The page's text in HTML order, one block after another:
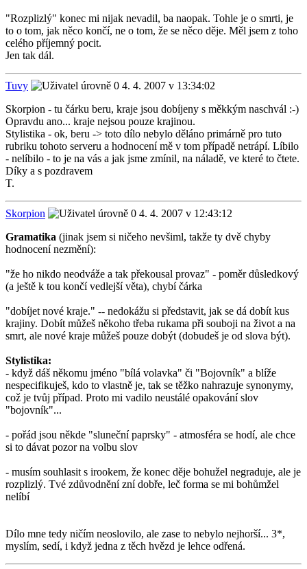
"Rozplizlý" konec mi nijak nevadil, ba naopak. Tohle je o smrti, je
to o tom, jak něco končí, ne o tom, že se něco děje. Měl jsem z toho
celého příjemný pocit.
Jen tak dál.
Tuvy
4. 4. 2007 v 13:34:02
Skorpion - tu čárku beru, kraje jsou dobíjeny s měkkým naschvál :-)
Opravdu ano... kraje nejsou pouze krajinou.
Stylistika - ok, beru -> toto dílo nebylo děláno primárně pro tuto
rubriku tohoto serveru a hodnocení mě v tom případě netrápí. Líbilo
- nelíbilo - to je na vás a jak jsme zmínil, na náladě, ve které to čtete.
Díky a s pozdravem
T.
Skorpion
4. 4. 2007 v 12:43:12
Gramatika (jinak jsem si ničeho nevšiml, takže ty dvě chyby
hodnocení nezmění):
"že ho nikdo neodváže a tak překousal provaz" - poměr důsledkový
(a ještě k tou končí vedlejší věta), chybí čárka
"dobíjet nové kraje." -- nedokážu si představit, jak se dá dobít kus
krajiny. Dobít můžeš někoho třeba rukama při souboji na život a na
smrt, ale nové kraje můžeš pouze dobýt (dobudeš je od slova být).
Stylistika:
- když dáš někomu jméno "bílá volavka" či "Bojovník" a blíže
nespecifikuješ, kdo to vlastně je, tak se těžko nahrazuje synonymy,
což je tvůj případ. Proto mi vadilo neustálé opakování slov
"bojovník"...
- pořád jsou někde "sluneční paprsky" - atmosféra se hodí, ale chce
si to dávat pozor na volbu slov
- musím souhlasit s irookem, že konec děje bohužel negraduje, ale je
rozplizlý. Tvé zdůvodnění zní dobře, leč forma se mi bohůmžel
nelíbí
Dílo mne tedy ničím neoslovilo, ale zase to nebylo nejhorší... 3*,
myslím, sedí, i když jedna z těch hvězd je lehce odřená.